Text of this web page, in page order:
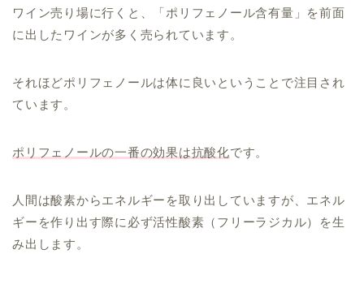
ワイン売り場に行くと、「ポリフェノール含有量」を前面
に出したワインが多く売られています。
それほどポリフェノールは体に良いということで注目され
ています。
ポリフェノールの一番の効果は抗酸化です。
人間は酸素からエネルギーを取り出していますが、エネル
ギーを作り出す際に必ず活性酸素（フリーラジカル）を生
み出します。